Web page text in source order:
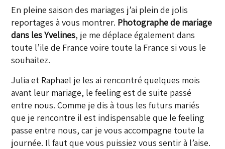
En pleine saison des mariages j’ai plein de jolis
reportages à vous montrer. Photographe de mariage
dans les Yvelines, je me déplace également dans
toute l’ile de France voire toute la France si vous le
souhaitez.
Julia et Raphael je les ai rencontré quelques mois
avant leur mariage, le feeling est de suite passé
entre nous. Comme je dis à tous les futurs mariés
que je rencontre il est indispensable que le feeling
passe entre nous, car je vous accompagne toute la
journée. Il faut que vous puissiez vous sentir à l’aise.